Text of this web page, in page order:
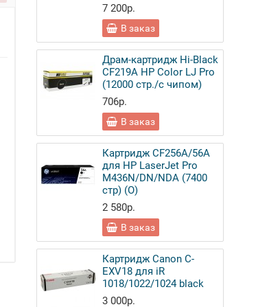
7 200р.
В заказ
Драм-картридж Hi-Black
CF219A HP Color LJ Pro
(12000 стр./с чипом)
706р.
В заказ
Картридж CF256A/56A
для HP LaserJet Pro
M436N/DN/NDA (7400
стр) (О)
2 580р.
В заказ
Картридж Canon C-
EXV18 для iR
1018/1022/1024 black
3 000р.